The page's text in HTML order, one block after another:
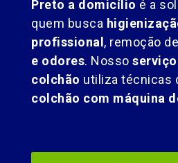
Preto a domicílio é a
quem busca
profissional, remoção de
e odores. Nosso
colchão utiliza técnicas
colchão com máquina